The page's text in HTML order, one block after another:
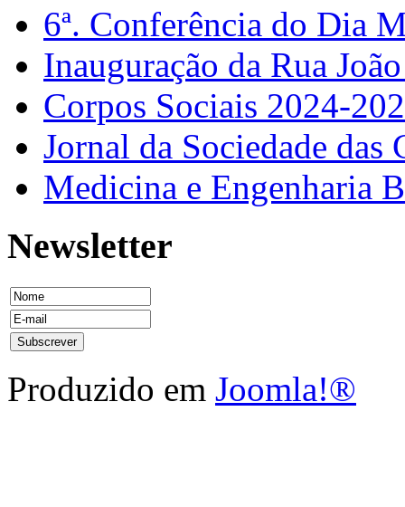
6ª. Conferência do Dia
Inauguração da Rua
Corpos Sociais 2024-
Jornal da Sociedade
Medicina e Engenharia
Newsletter
Produzido em Joomla!®